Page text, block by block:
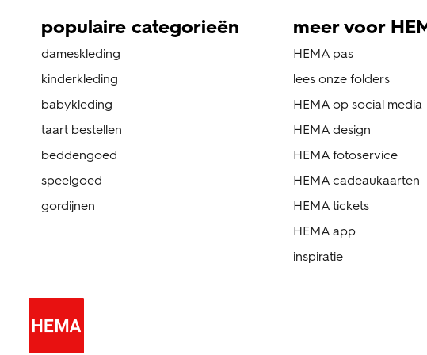
populaire categorieën
dameskleding
kinderkleding
babykleding
taart bestellen
beddengoed
speelgoed
gordijnen
meer voor
HEMA pas
lees onze folders
HEMA op social media
HEMA design
HEMA fotoservice
HEMA cadeaukaarten
HEMA tickets
HEMA app
inspiratie